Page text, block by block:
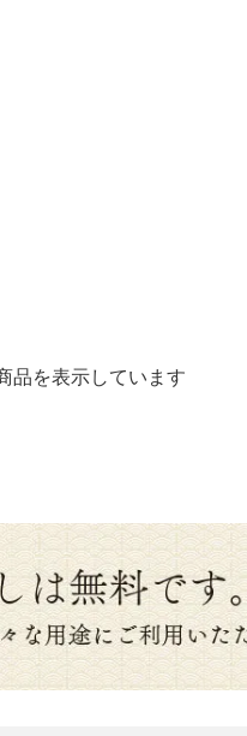
品を表示しています